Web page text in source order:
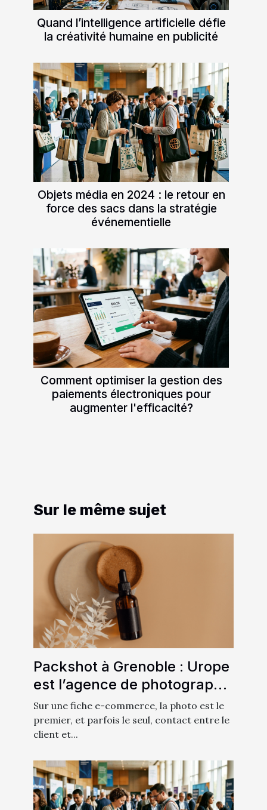
Quand l’intelligence artificielle défie
la créativité humaine en publicité
Objets média en 2024 : le retour en
force des sacs dans la stratégie
événementielle
Comment optimiser la gestion des
paiements électroniques pour
augmenter l'efficacité?
Sur le même sujet
Packshot à Grenoble : Urope
est l’agence de photographie
qu’il vous faut !
Sur une fiche e-commerce, la photo est le
premier, et parfois le seul, contact entre le
client et...